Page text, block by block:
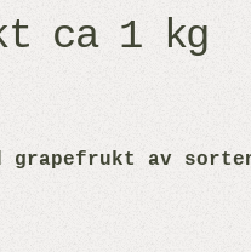
ca 1 kg
grapefrukt av